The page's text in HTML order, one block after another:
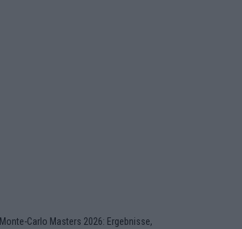
Monte-Carlo Masters 2026: Ergebnisse,